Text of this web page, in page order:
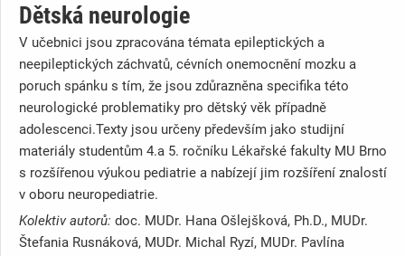
Dětská neurologie
V učebnici jsou zpracována témata epileptických a
neepileptických záchvatů, cévních onemocnění mozku a
poruch spánku s tím, že jsou zdůrazněna specifika této
neurologické problematiky pro dětský věk případně
adolescenci.Texty jsou určeny především jako studijní
materiály studentům 4.a 5. ročníku Lékařské fakulty MU Brno
s rozšířenou výukou pediatrie a nabízejí jim rozšíření znalostí
v oboru neuropediatrie.
Kolektiv autorů: doc. MUDr. Hana Ošlejšková, Ph.D., MUDr.
Štefania Rusnáková, MUDr. Michal Ryzí, MUDr. Pavlína